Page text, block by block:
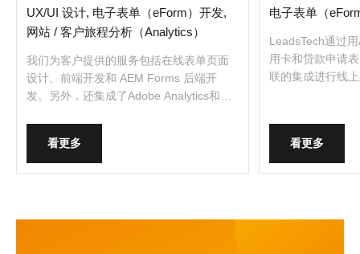
UX/UI 设计, 电子表单（eForm）开发,
网站 / 客户旅程分析（Analytics）
我们为客户提供的服务包括在线表单页面
设计、前端开发和 AEM Forms 后端开
发。另外，还集成了Adobe Analytics和
看更多
电子表单（
LeadsTech通过
用卡和贷款申请
联的集成进行线
看更多